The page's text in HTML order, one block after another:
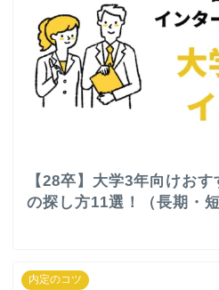
【28卒】大学3年向けお
の探し方11選！（長期・短
内定のコツ